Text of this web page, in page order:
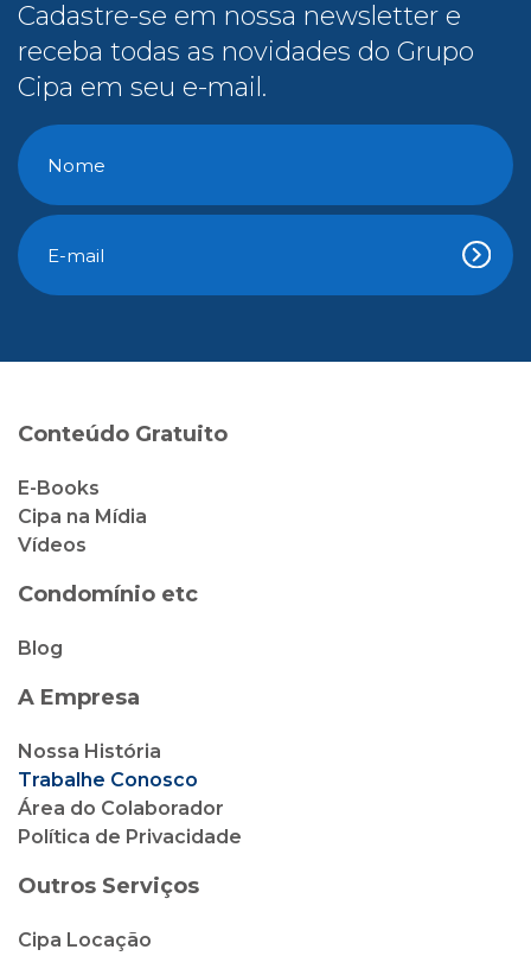
Cadastre-se em nossa newsletter e
receba todas as novidades do Grupo
Cipa em seu e-mail.
Conteúdo Gratuito
E-Books
Cipa na Mídia
Vídeos
Condomínio etc
Blog
A Empresa
Nossa História
Trabalhe Conosco
Área do Colaborador
Política de Privacidade
Outros Serviços
Cipa Locação